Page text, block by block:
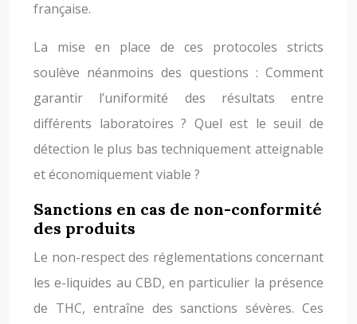
française.
La mise en place de ces protocoles stricts
soulève néanmoins des questions : Comment
garantir l’uniformité des résultats entre
différents laboratoires ? Quel est le seuil de
détection le plus bas techniquement atteignable
et économiquement viable ?
Sanctions en cas de non-conformité
des produits
Le non-respect des réglementations concernant
les e-liquides au CBD, en particulier la présence
de THC, entraîne des sanctions sévères. Ces